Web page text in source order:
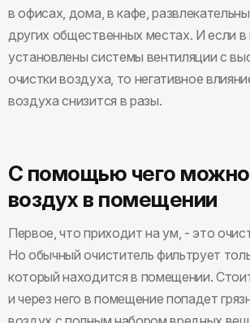
в офисах, дома, в кафе,
других общественных местах. И если в
установлены системы вентиляции с
очистки воздуха, то негативное
воздуха снизится в разы.
С помощью чего можно
воздух в помещении
Первое, что приходит на ум, - это
Но обычный очиститель фильтрует
который находится в помещении.
и через него в помещение попадет